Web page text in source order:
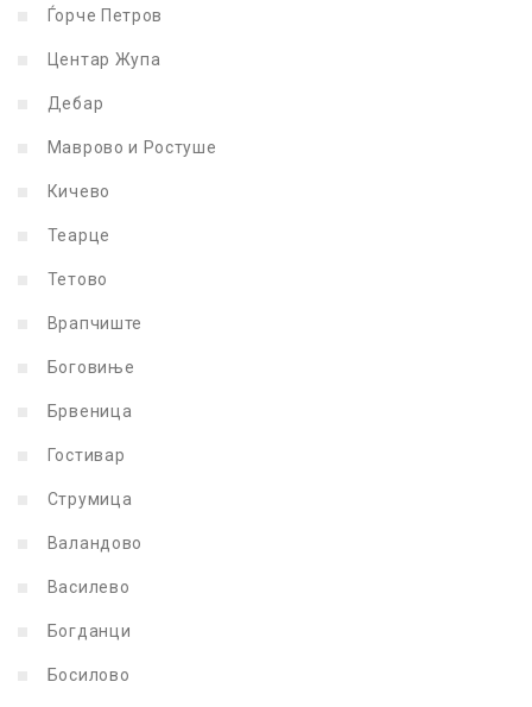
Ѓорче Петров
Центар Жупа
Дебар
Маврово и Ростуше
Кичево
Теарце
Тетово
Врапчиште
Боговиње
Брвеница
Гостивар
Струмица
Валандово
Василево
Богданци
Босилово